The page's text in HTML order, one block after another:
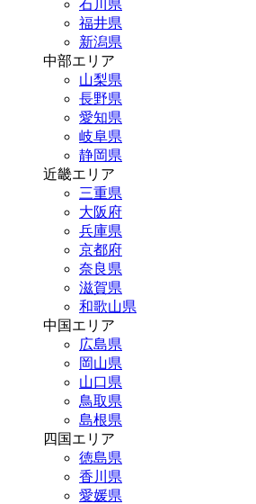
石川県
福井県
新潟県
中部エリア
山梨県
長野県
愛知県
岐阜県
静岡県
近畿エリア
三重県
大阪府
兵庫県
京都府
奈良県
滋賀県
和歌山県
中国エリア
広島県
岡山県
山口県
鳥取県
島根県
四国エリア
徳島県
香川県
愛媛県